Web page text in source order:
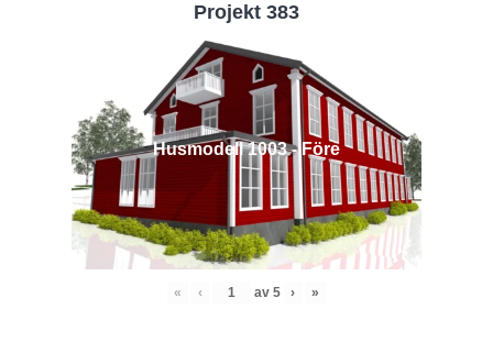
Projekt 383
Husmodell 1003 - Före
« ‹ av 5 › »